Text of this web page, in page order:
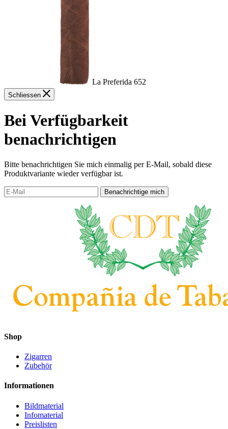
La Preferida 652
Schliessen
Bei Verfügbarkeit
benachrichtigen
Bitte benachrichtigen Sie mich einmalig per E-Mail, sobald diese
Produktvariante wieder verfügbar ist.
Shop
Zigarren
Zubehör
Informationen
Bildmaterial
Infomaterial
Preislisten